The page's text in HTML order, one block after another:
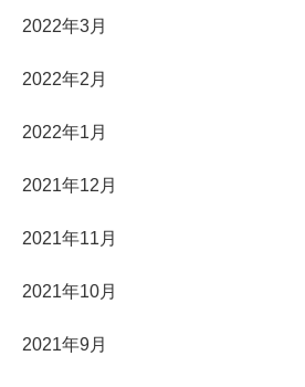
2022年3月
2022年2月
2022年1月
2021年12月
2021年11月
2021年10月
2021年9月